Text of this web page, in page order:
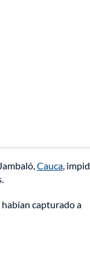
Cauca,
capturado a